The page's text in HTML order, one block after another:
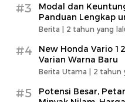
#3
Modal dan
Panduan Lengkap
Berita | 2 tahun yang
#4
New Honda Vario
Varian Warna Baru
Berita Utama | 2 tahun
#5
Potensi Besar,